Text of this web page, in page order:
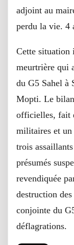
adjoint au
perdu la vie. 4
Cette situation
meurtrière qui
du G5 Sahel à
Mopti. Le bilan
officielles, fait
militaires et
trois
présumés
revendiquée
destruction
conjointe du
déflagrations.